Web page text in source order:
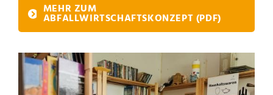
MEHR ZUM
ABFALLWIRTSCHAFTSKONZEPT(PDF)